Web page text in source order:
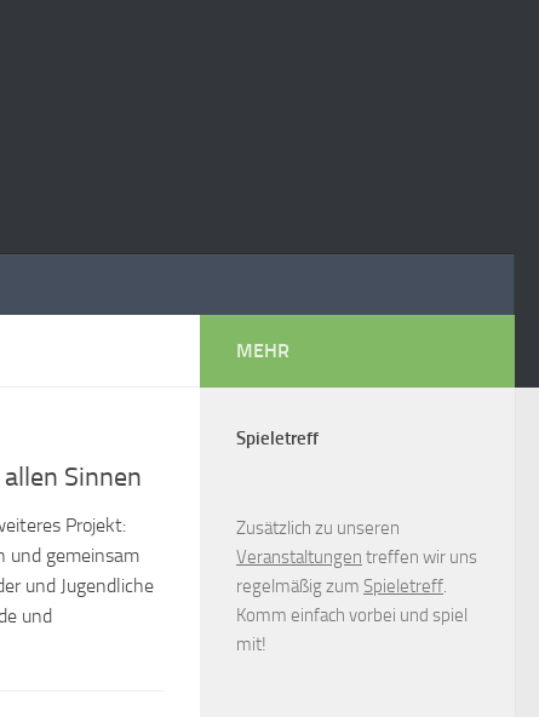
Sinnen
Projekt:
und gemeinsam
und Jugendliche
und
MEHR
Spieletreff
Zusätzlich zu unseren
Veranstaltungen treffen wir uns
regelmäßig zum Spieletreff.
Komm einfach vorbei und spiel
mit!